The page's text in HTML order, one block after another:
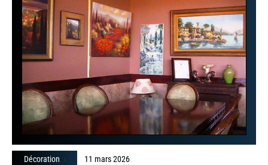
Décoration 11 mars 2026